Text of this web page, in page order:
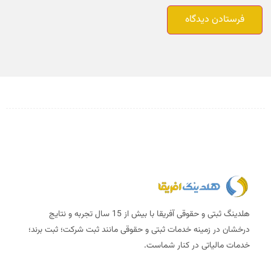
هلدینگ ثبتی و حقوقی آفریقا با بیش از 15 سال تجربه و نتایج
درخشان در زمینه خدمات ثبتی و حقوقی مانند ثبت شرکت؛ ثبت برند؛
خدمات مالیاتی در کنار شماست.